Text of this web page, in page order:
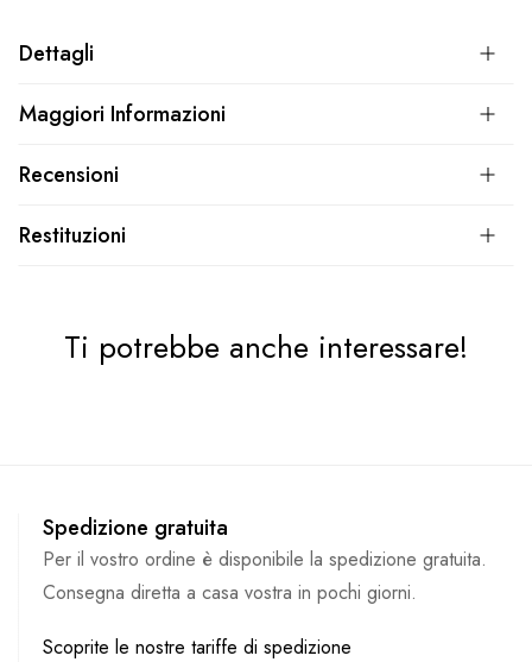
Dettagli
Maggiori Informazioni
Recensioni
Restituzioni
Ti potrebbe anche interessare!
Spedizione gratuita
Per il vostro ordine è disponibile la spedizione gratuita.
Consegna diretta a casa vostra in pochi giorni.
Scoprite le nostre tariffe di spedizione